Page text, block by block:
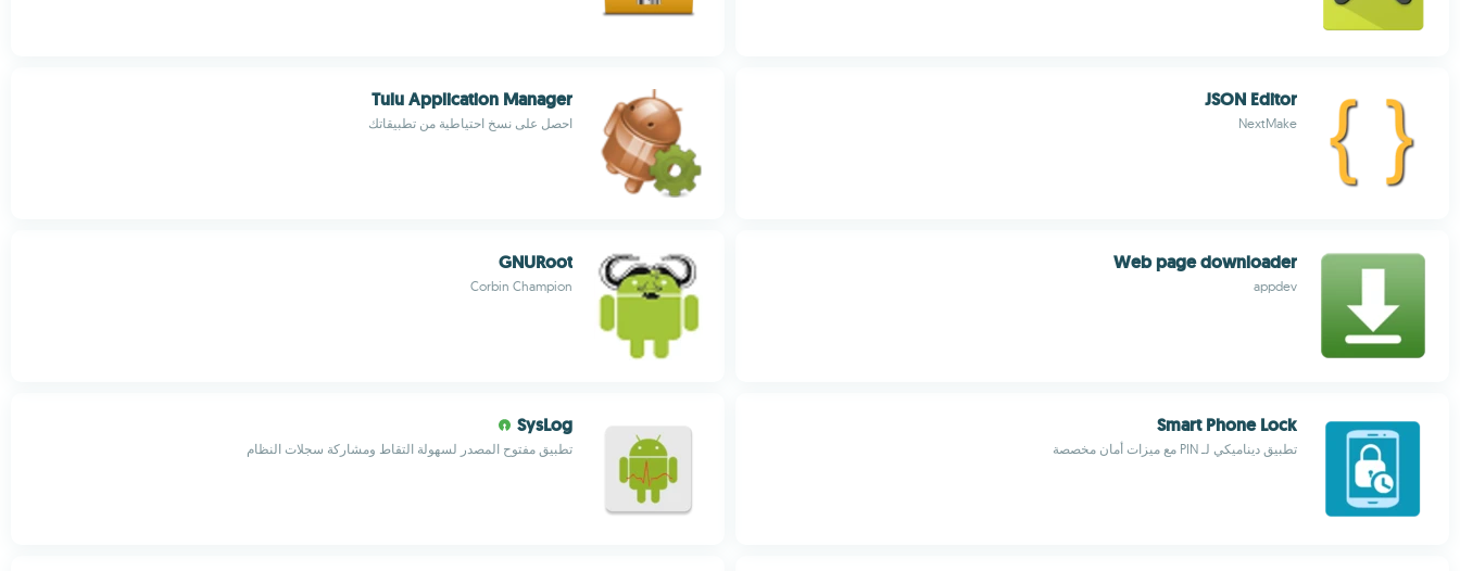
JSON Editor
NextMake
Tulu Application Manager
احصل على نسخ احتياطية من تطبيقاتك
Web page downloader
appdev
GNURoot
Corbin Champion
Smart Phone Lock
تطبيق ديناميكي لـ PIN مع ميزات أمان مخصصة
SysLog
تطبيق مفتوح المصدر لسهولة التقاط ومشاركة سجلات النظام